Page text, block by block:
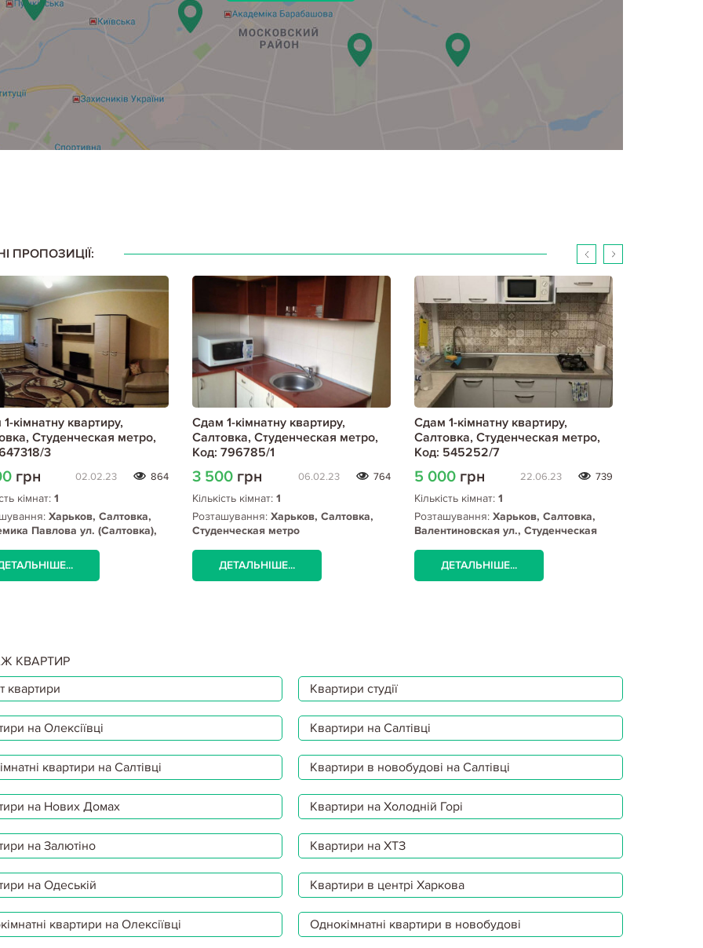
ПРОПОЗИЦІЇ:
кімнатну квартиру,
Студенческая метро,
3
грн 02.02.23 864
кімнат: 1
Харьков, Салтовка,
Павлова ул. (Салтовка),
Сдам 1-кімнатну квартиру,
Салтовка, Студенческая метро,
Код: 796785/1
3 500 грн 06.02.23 764
Кількість кімнат: 1
Розташування: Харьков, Салтовка,
Студенческая метро
ДЕТАЛЬНІШЕ...
Сдам 1-кімнатну квартиру,
Салтовка, Студенческая метро,
Код: 545252/7
5 000 грн 22.06.23 739
Кількість кімнат: 1
Розташування: Харьков, Салтовка,
Валентиновская ул., Студенческая
ДЕТАЛЬНІШЕ...
КВАРТИР
квартири
Квартири студії
на Олексіївці Квартири на Салтівці
квартири на Салтівці Квартири в новобудові на Салтівці
на Нових Домах Квартири на Холодній Горі
на Залютіно Квартири на ХТЗ
на Одеській Квартири в центрі Харкова
квартири на Олексіївці Однокімнатні квартири в новобудові